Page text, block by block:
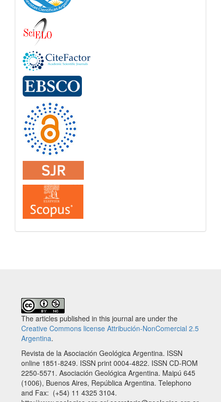
The articles published in this journal are under the
Creative Commons license Attribución-NonComercial 2.5
Argentina.
Revista de la Asociación Geológica Argentina. ISSN
online 1851-8249. ISSN print 0004-4822. ISSN CD-ROM
2250-5571. Asociación Geológica Argentina. Maipú 645
(1006), Buenos Aires, República Argentina. Telephono
and Fax: (+54) 11 4325 3104.